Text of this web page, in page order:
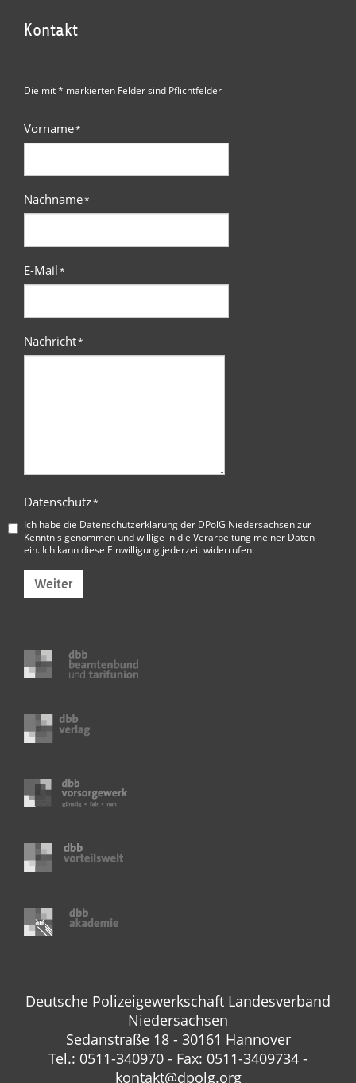
Kontakt
Die mit * markierten Felder sind Pflichtfelder
Vorname*
Nachname*
E-Mail*
Nachricht*
Datenschutz*
Ich habe die Datenschutzerklärung der DPolG Niedersachsenzur
Kenntnis genommen und willige in die Verarbeitung meiner Daten
ein. Ich kann diese Einwilligung jederzeit widerrufen.
Weiter
Deutsche Polizeigewerkschaft Landesverband
Niedersachsen
Sedanstraße 18 - 30161 Hannover
Tel.: 0511-340970 - Fax: 0511-3409734 -
kontakt@dpolg.org